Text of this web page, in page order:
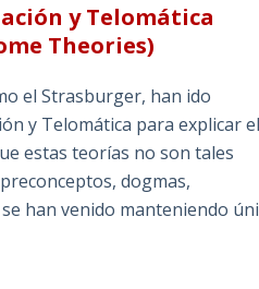
y Telomática
Theories)
el Strasburger, han ido
y Telomática para explicar el
estas teorías no son tales
dogmas,
han venido manteniendo